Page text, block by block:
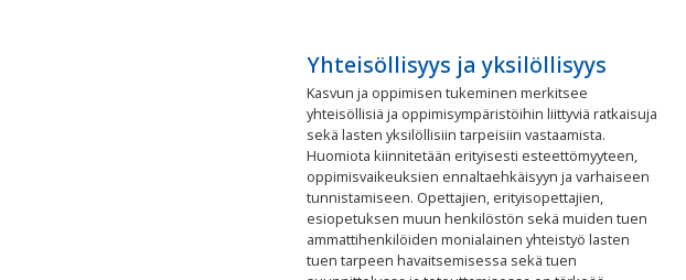
Yhteisöllisyys ja yksilöllisyys
Kasvun ja oppimisen tukeminen merkitsee
yhteisöllisiä ja oppimisympäristöihin liittyviä ratkaisuja
sekä lasten yksilöllisiin tarpeisiin vastaamista.
Huomiota kiinnitetään erityisesti esteettömyyteen,
oppimisvaikeuksien ennaltaehkäisyyn ja varhaiseen
tunnistamiseen. Opettajien, erityisopettajien,
esiopetuksen muun henkilöstön sekä muiden tuen
ammattihenkilöiden monialainen yhteistyö lasten
tuen tarpeen havaitsemisessa sekä tuen